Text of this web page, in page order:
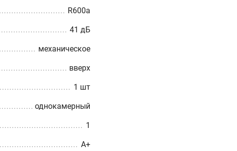
R600a
41 дБ
механическое
вверх
1 шт
однокамерный
1
A+